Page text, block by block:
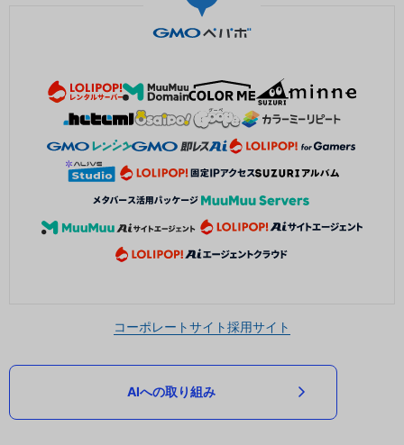
コーポレートサイト採用サイト
AIへの取り組み